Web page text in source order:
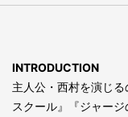
INTRODUCTION
主人公・西村を演じ
スクール』『ジャー